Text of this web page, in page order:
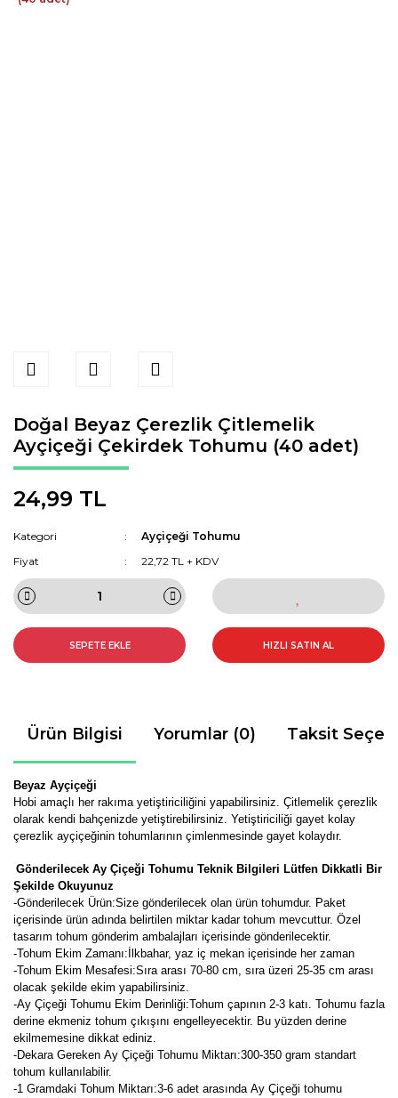
Doğal Beyaz Çerezlik Çitlemelik
Ayçiçeği Çekirdek Tohumu (40 adet)
24,99 TL
Kategori
Ayçiçeği Tohumu
Fiyat
22,72 TL + KDV
SEPETE EKLE HIZLI SATIN AL
Ürün Bilgisi Yorumlar (0) Taksit
Beyaz Ayçiçeği
Hobi amaçlı her rakıma yetiştiriciliğini yapabilirsiniz. Çitlemelik çerezlik
olarak kendi bahçenizde yetiştirebilirsiniz. Yetiştiriciliği gayet kolay
çerezlik ayçiçeğinin tohumlarının çimlenmesinde gayet kolaydır.
Gönderilecek Ay Çiçeği Tohumu Teknik Bilgileri Lütfen Dikkatli Bir
Şekilde Okuyunuz
-Gönderilecek Ürün:Size gönderilecek olan ürün tohumdur. Paket
içerisinde ürün adında belirtilen miktar kadar tohum mevcuttur. Özel
tasarım tohum gönderim ambalajları içerisinde gönderilecektir.
-Tohum Ekim Zamanı:İlkbahar, yaz iç mekan içerisinde her zaman
-Tohum Ekim Mesafesi:Sıra arası 70-80 cm, sıra üzeri 25-35 cm arası
olacak şekilde ekim yapabilirsiniz.
-Ay Çiçeği Tohumu Ekim Derinliği:Tohum çapının 2-3 katı. Tohumu fazla
derine ekmeniz tohum çıkışını engelleyecektir. Bu yüzden derine
ekilmemesine dikkat ediniz.
-Dekara Gereken Ay Çiçeği Tohumu Miktarı:300-350 gram standart
tohum kullanılabilir.
-1 Gramdaki Tohum Miktarı:3-6 adet arasında Ay Çiçeği tohumu